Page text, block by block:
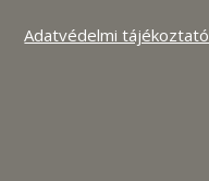
Adatvédelmi tájékoztató